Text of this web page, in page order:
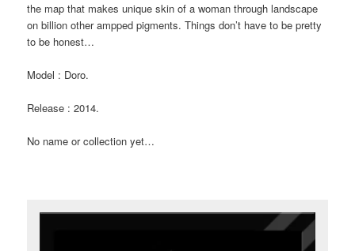
the map that makes unique skin of a woman through landscape
on billion other ampped pigments. Things don’t have to be pretty
to be honest…
Model : Doro.
Release : 2014.
No name or collection yet…